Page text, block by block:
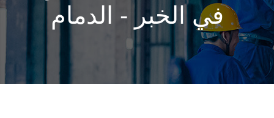
في الخبر - الدمام